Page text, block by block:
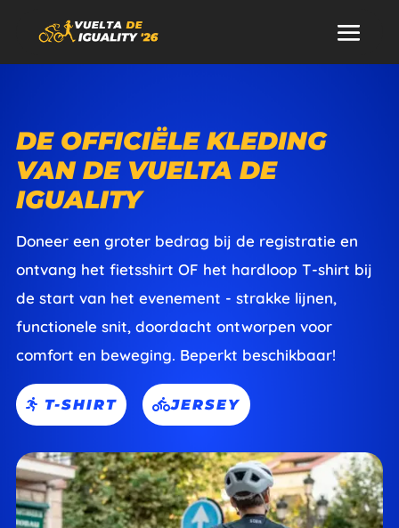
DE OFFICIËLE KLEDING
VAN DE VUELTA DE
IGUALITY
Doneer een groter bedrag bij de registratie en
ontvang het fietsshirt OF het hardloop T-shirt bij
de start van het evenement - strakke lijnen,
functionele snit, doordacht ontworpen voor
comfort en beweging. Beperkt beschikbaar!
T-SHIRT JERSEY